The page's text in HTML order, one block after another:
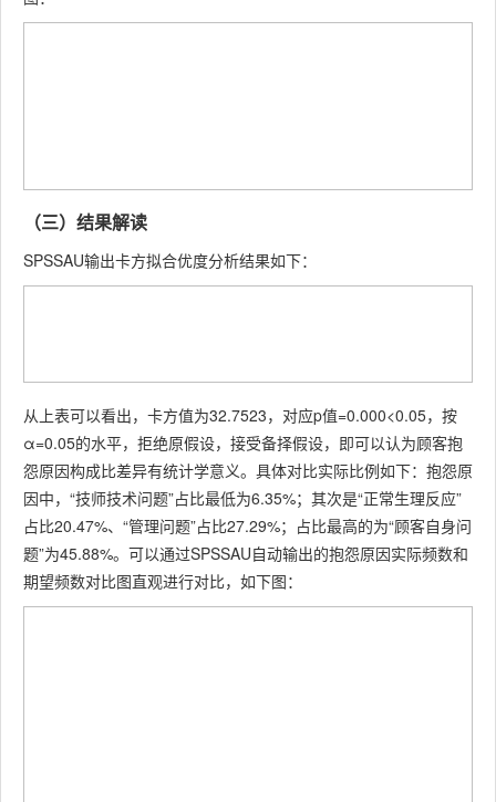
（三）结果解读
SPSSAU输出卡方拟合优度分析结果如下：
从上表可以看出，卡方值为32.7523，对应p值=0.000<0.05，按
α=0.05的水平，拒绝原假设，接受备择假设，即可以认为顾客抱
怨原因构成比差异有统计学意义。具体对比实际比例如下：抱怨原
因中，“技师技术问题”占比最低为6.35%；其次是“正常生理反应”
占比20.47%、“管理问题”占比27.29%；占比最高的为“顾客自身问
题”为45.88%。可以通过SPSSAU自动输出的抱怨原因实际频数和
期望频数对比图直观进行对比，如下图：